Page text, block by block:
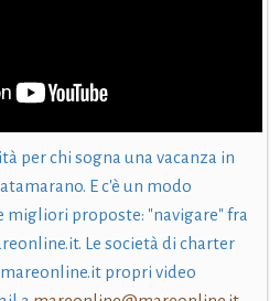
per chi sogna una vacanza in
E c'è un modo
migliori proposte: "navigare" fra
Le società di charter
propri video